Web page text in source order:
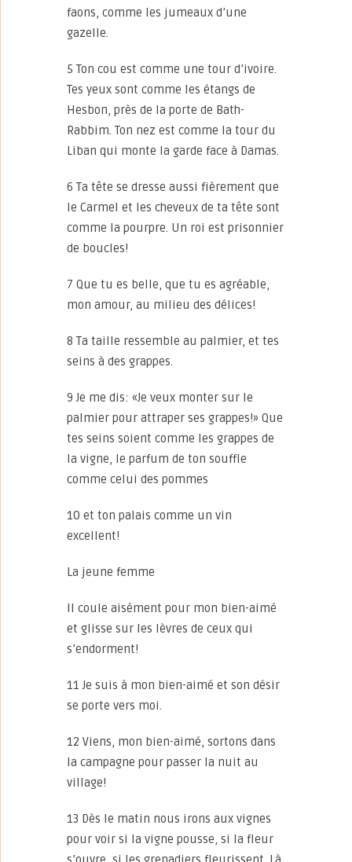
faons, comme les jumeaux d’une
gazelle.
5 Ton cou est comme une tour d’ivoire.
Tes yeux sont comme les étangs de
Hesbon, près de la porte de Bath-
Rabbim. Ton nez est comme la tour du
Liban qui monte la garde face à Damas.
6 Ta tête se dresse aussi fièrement que
le Carmel et les cheveux de ta tête sont
comme la pourpre. Un roi est prisonnier
de boucles!
7 Que tu es belle, que tu es agréable,
mon amour, au milieu des délices!
8 Ta taille ressemble au palmier, et tes
seins à des grappes.
9 Je me dis: «Je veux monter sur le
palmier pour attraper ses grappes!» Que
tes seins soient comme les grappes de
la vigne, le parfum de ton souffle
comme celui des pommes
10 et ton palais comme un vin
excellent!
La jeune femme
Il coule aisément pour mon bien-aimé
et glisse sur les lèvres de ceux qui
s’endorment!
11 Je suis à mon bien-aimé et son désir
se porte vers moi.
12 Viens, mon bien-aimé, sortons dans
la campagne pour passer la nuit au
village!
13 Dès le matin nous irons aux vignes
pour voir si la vigne pousse, si la fleur